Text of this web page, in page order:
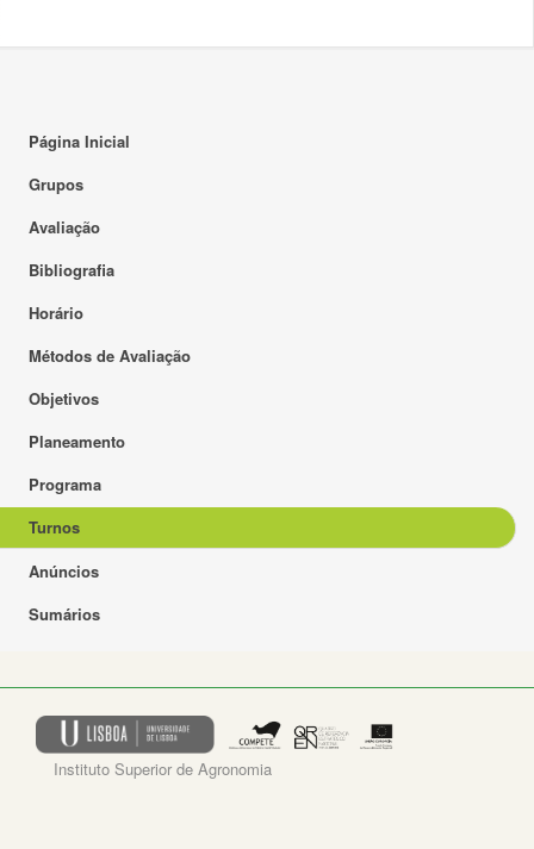
Página Inicial
Grupos
Avaliação
Bibliografia
Horário
Métodos de Avaliação
Objetivos
Planeamento
Programa
Turnos
Anúncios
Sumários
Instituto Superior de Agronomia